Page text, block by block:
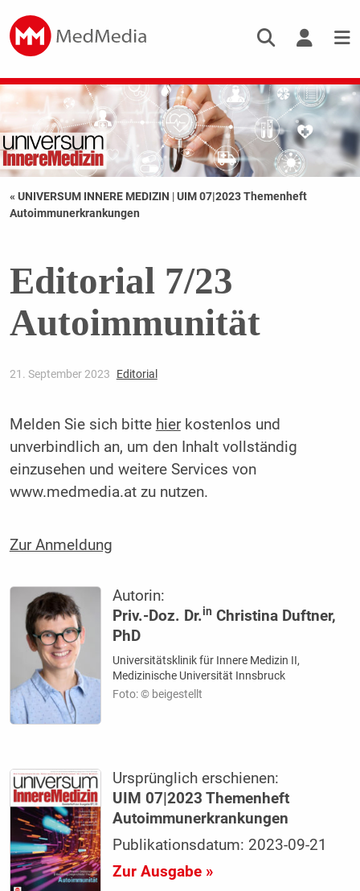
« UNIVERSUM INNERE MEDIZIN |UIM 07|2023 Themenheft
Autoimmunerkrankungen
Editorial 7/23
Autoimmunität
21. September 2023 Editorial
Melden Sie sich bitte hierkostenlos und
unverbindlich an, um den Inhalt vollständig
einzusehen und weitere Services von
www.medmedia.at zu nutzen.
Zur Anmeldung
Autorin:
Priv.-Doz. Dr.in Christina Duftner,
PhD
Universitätsklinik für Innere Medizin II,
Medizinische Universität Innsbruck
Foto: © beigestellt
Ursprünglich erschienen:
UIM 07|2023 Themenheft
Autoimmunerkrankungen
Publikationsdatum: 2023-09-21
Zur Ausgabe »